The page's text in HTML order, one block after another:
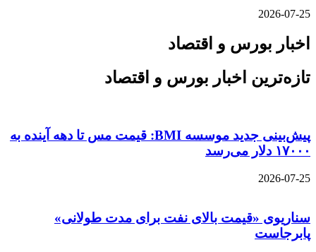
2026-07-25
اخبار بورس و اقتصاد
تازه‌ترین اخبار بورس و اقتصاد
پیش‌بینی جدید موسسه BMI: قیمت مس تا دهه آینده به
۱۷۰۰۰ دلار می‌رسد
2026-07-25
سناریوی «قیمت بالای نفت برای مدت طولانی»
پابرجاست